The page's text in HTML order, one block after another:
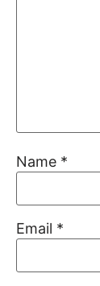
Name *
Email *